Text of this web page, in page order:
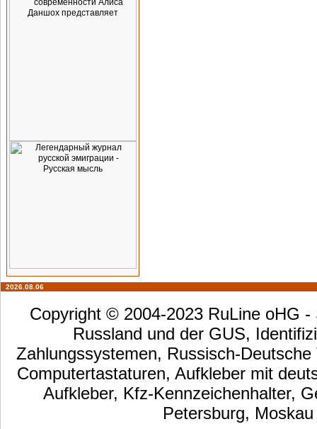
2026.08.06
Copyright © 2004-2023 RuLine oHG
Russland und der GUS,
Zahlungssystemen, Russisch-
Computertastaturen, Aufkleber mit
Aufkleber, Kfz-Kennzeichenhalter,
Petersburg,